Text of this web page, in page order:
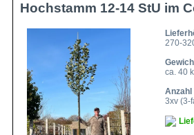
Hochstamm 12-14 StU im
270-
ca. 40
Anzahl
3xv (3-